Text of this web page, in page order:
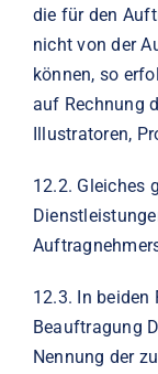
die für den
nicht von der
können, so
auf Rechnung
Illustratoren,
12.2. Gleiches
12.3. In beiden
Beauftragung
Nennung der